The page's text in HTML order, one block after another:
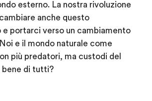
esterno. La nostra rivoluzione
anche questo
portarci verso un cambiamento
e il mondo naturale come
più predatori, ma custodi del
bene di tutti?